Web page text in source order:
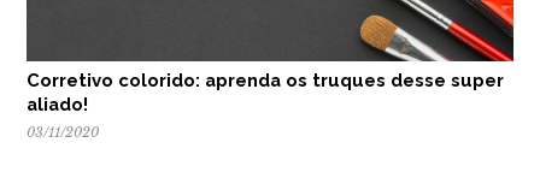
Corretivo colorido: aprenda os truques desse super
aliado!
03/11/2020